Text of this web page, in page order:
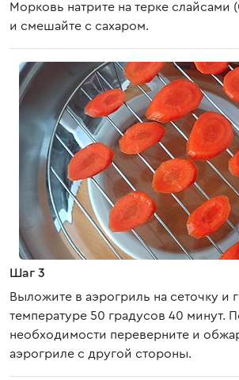
Морковь натрите на терке слайсами
и смешайте с сахаром.
Шаг 3
Выложите в аэрогриль на сеточку и
температуре 50 градусов 40 минут.
необходимости переверните и
аэрогриле с другой стороны.